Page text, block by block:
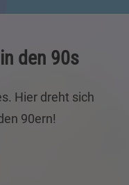
den 90s
Hier dreht sich
90ern!